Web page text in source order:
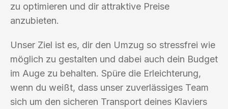
zu optimieren und dir attraktive Preise
anzubieten.
Unser Ziel ist es, dir den Umzug so stressfrei wie
möglich zu gestalten und dabei auch dein Budget
im Auge zu behalten. Spüre die Erleichterung,
wenn du weißt, dass unser zuverlässiges Team
sich um den sicheren Transport deines Klaviers